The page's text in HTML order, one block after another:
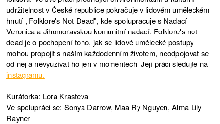
udržitelnost v České republice pokračuje v lidovém uměleckém
hnutí ,,Folklore's Not Dead", kde spolupracuje s Nadací
Veronica a Jihomoravskou komunitní nadací. Folklore's not
dead je o pochopení toho, jak se lidové umělecké postupy
mohou propojit s naším každodenním životem, neodpojovat se
od něj a nevyužívat ho jen v momentech. Její práci sledujte na
instagramu.
Kurátorka: Lora Krasteva
Ve spolupráci se: Sonya Darrow, Maa Ry Nguyen, Alma Lily
Rayner